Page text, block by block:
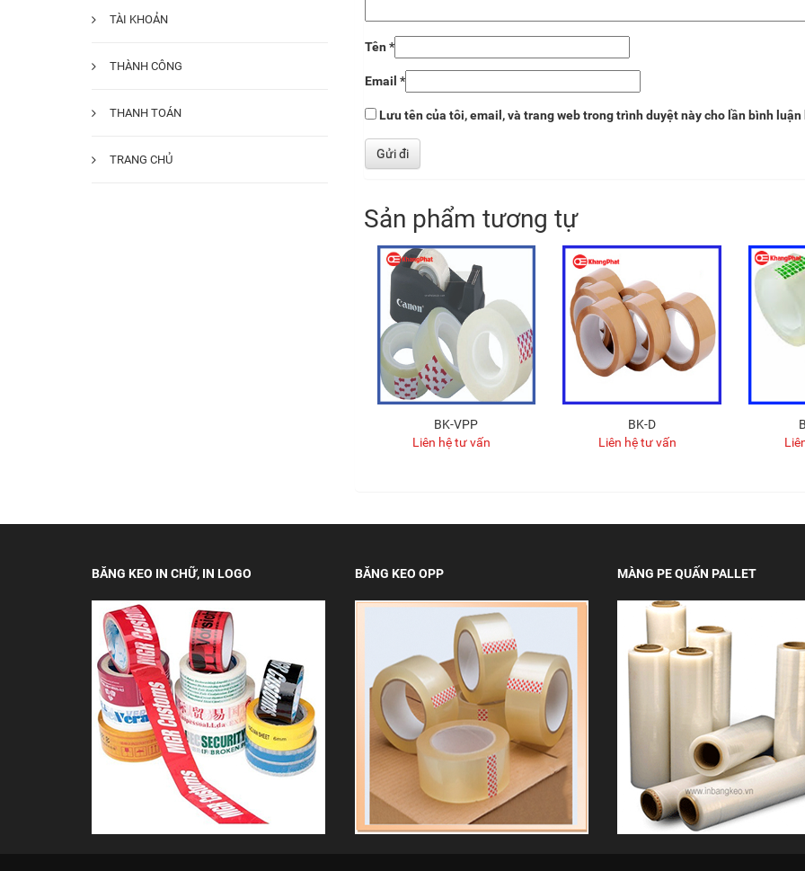
TÀI KHOẢN
THÀNH CÔNG
THANH TOÁN
TRANG CHỦ
Tên *
Email *
Lưu tên của tôi, email, và trang web trong trình duyệt này cho lần bình
Sản phẩm tương tự
BK-VPP
Liên hệ tư vấn
BK-D
Liên hệ tư vấn
BĂNG KEO IN CHỮ, IN LOGO BĂNG KEO OPP MÀNG PE QUẤN PALLET